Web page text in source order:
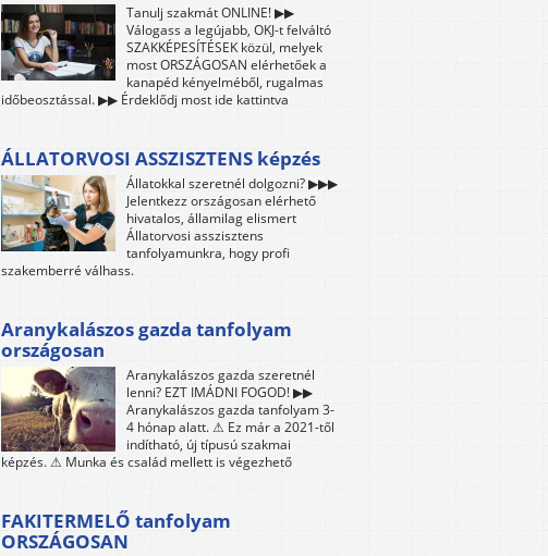
Tanulj szakmát ONLINE! ▶▶
Válogass a legújabb, OKJ-t felváltó
SZAKKÉPESÍTÉSEK közül, melyek
most ORSZÁGOSAN elérhetőek a
kanapéd kényelméből, rugalmas
időbeosztással. ▶▶ Érdeklődj most ide kattintva
ÁLLATORVOSI ASSZISZTENS képzés
Állatokkal szeretnél dolgozni? ▶▶▶
Jelentkezz országosan elérhető
hivatalos, államilag elismert
Állatorvosi asszisztens
tanfolyamunkra, hogy profi
szakemberré válhass.
Aranykalászos gazda tanfolyam
országosan
Aranykalászos gazda szeretnél
lenni? EZT IMÁDNI FOGOD! ▶▶
Aranykalászos gazda tanfolyam 3-
4 hónap alatt. ⚠ Ez már a 2021-től
indítható, új típusú szakmai
képzés. ⚠ Munka és család mellett is végezhető
FAKITERMELŐ tanfolyam
ORSZÁGOSAN